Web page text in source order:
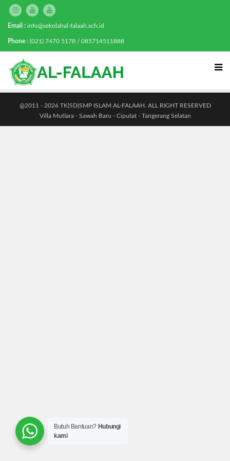
Email : info@sekolahal-falaah.sch.id
Phone : (021) 7470 5178 / 085714511888
@2011 - 2026 TK|SD|SMP ISLAM AL-FALAAH. ALL RIGHT RESERVED
Villa Mutiara - Sawah Baru - Ciputat - Tangerang Selatan
Butuh Bantuan? Hubungi
kami